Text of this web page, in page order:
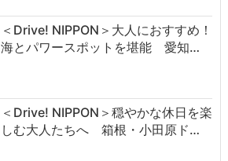
＜Drive! NIPPON＞大人におすすめ！
海とパワースポットを堪能 愛知…
＜Drive! NIPPON＞穏やかな休日を楽
しむ大人たちへ 箱根・小田原ド…